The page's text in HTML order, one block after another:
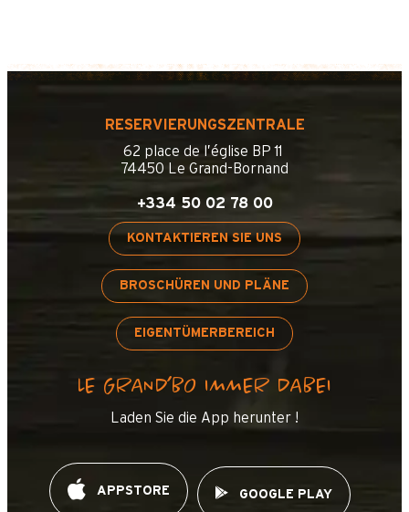
RESERVIERUNGSZENTRALE
62 place de l’église BP 11
74450 Le Grand-Bornand
+334 50 02 78 00
KONTAKTIEREN SIE UNS
BROSCHÜREN UND PLÄNE
EIGENTÜMERBEREICH
LE GRAND’BO IMMER DABEI
Laden Sie die App herunter !
APPSTORE GOOGLE PLAY